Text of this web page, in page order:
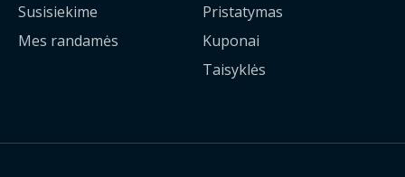
Susisiekime
Mes randamės
Pristatymas
Kuponai
Taisyklės